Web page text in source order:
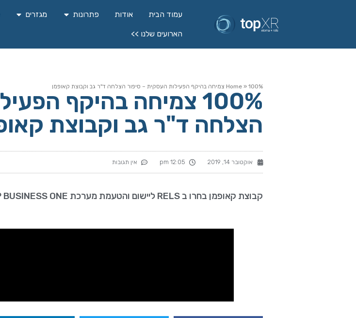
עמוד הבית אודות פתרונות מגזרים
הארועים שלנו >>
Home » 100% צמיחה בהיקף הפעילות העסקית – סיפור הצלחה ד"ר גב וקבוצת קאופמן
100% צמיחה בהיקף
הצלחה ד"ר גב וקבוצת
אוקטובר 14, 2019 12:05 pm אין תגובות
קבוצת קאופמן בחרו ב RELS ליישום והטעמת מערכת SAP BUSINESS ONE בארגון.